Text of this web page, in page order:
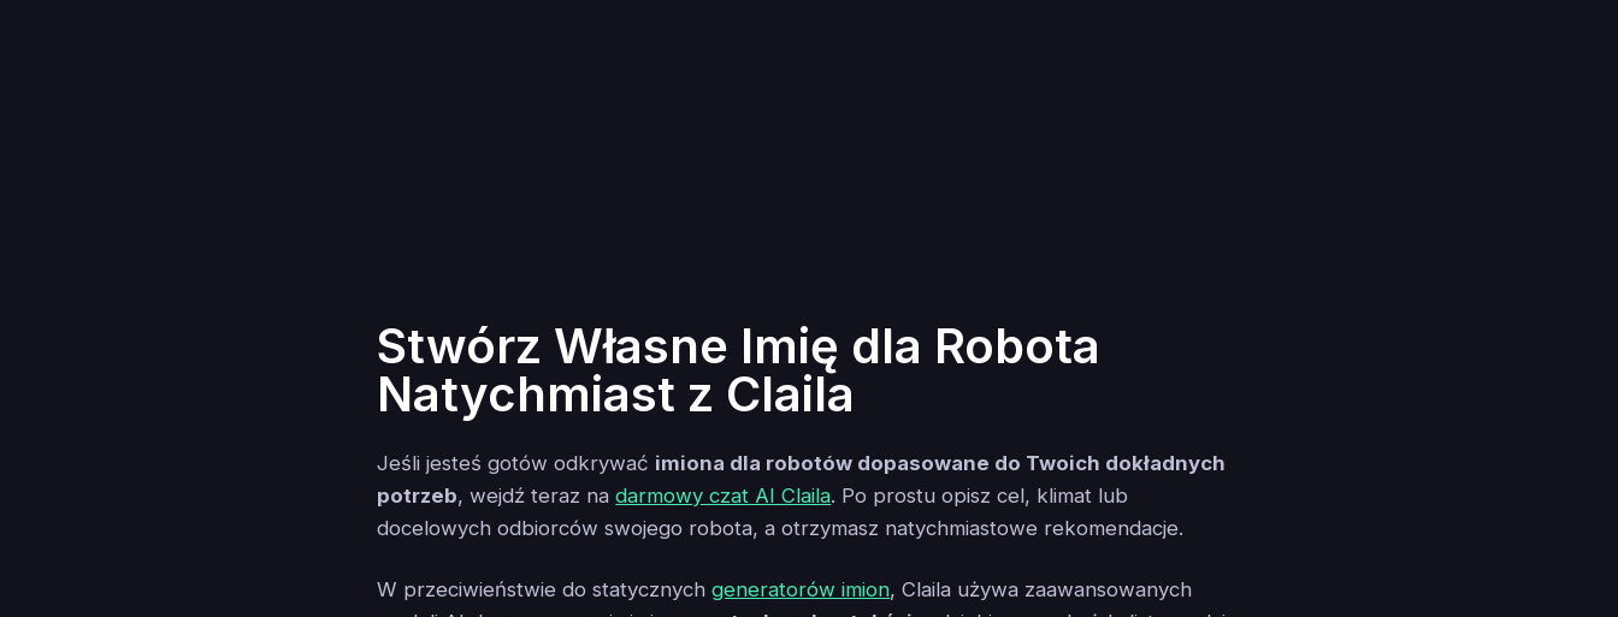
Stwórz Własne Imię dla Robota
Natychmiast z Claila
Jeśli jesteś gotów odkrywać imiona dla robotów dopasowane do Twoich dokładnych
potrzeb, wejdź teraz nadarmowy czat AI Claila. Po prostu opisz cel, klimat lub
docelowych odbiorców swojego robota, a otrzymasz natychmiastowe rekomendacje.
W przeciwieństwie do statycznychgeneratorów imion, Claila używa zaawansowanych